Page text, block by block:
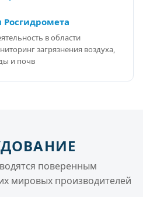
в области
загрязнения воздуха,
и почв
поверенным
мировых производителей